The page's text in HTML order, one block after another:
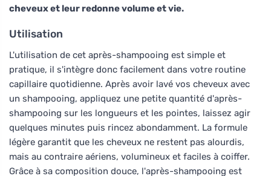
cheveux et leur redonne volume et vie.
Utilisation
L'utilisation de cet après-shampooing est simple et
pratique, il s'intègre donc facilement dans votre routine
capillaire quotidienne. Après avoir lavé vos cheveux avec
un shampooing, appliquez une petite quantité d'après-
shampooing sur les longueurs et les pointes, laissez agir
quelques minutes puis rincez abondamment. La formule
légère garantit que les cheveux ne restent pas alourdis,
mais au contraire aériens, volumineux et faciles à coiffer.
Grâce à sa composition douce, l'après-shampooing est